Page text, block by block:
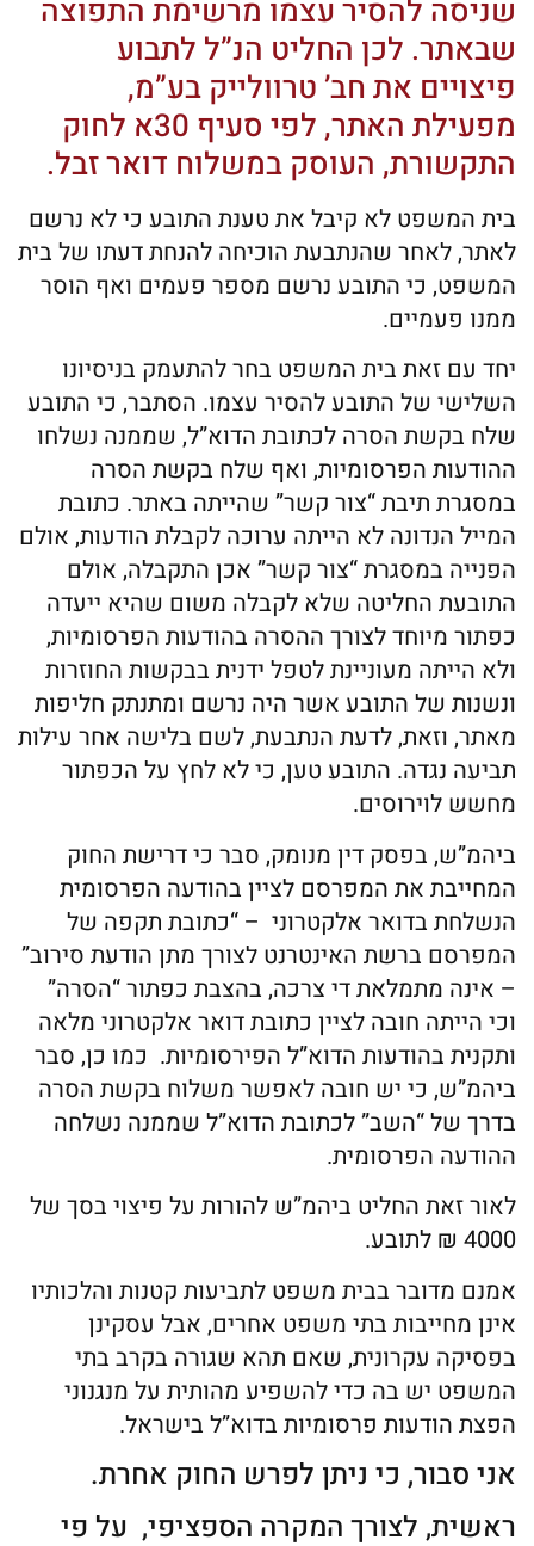
שניסה להסיר עצמו מרשימת התפוצה
שבאתר. לכן החליט הנ”ל לתבוע
פיצויים את חב’ טרוולייק בע”מ,
מפעילת האתר, לפי סעיף 30א לחוק
התקשורת, העוסק במשלוח דואר זבל.
בית המשפט לא קיבל את טענת התובע כי לא נרשם
לאתר, לאחר שהנתבעת הוכיחה להנחת דעתו של בית
המשפט, כי התובע נרשם מספר פעמים ואף הוסר
ממנו פעמיים.
יחד עם זאת בית המשפט בחר להתעמק בניסיונו
השלישי של התובע להסיר עצמו. הסתבר, כי התובע
שלח בקשת הסרה לכתובת הדוא”ל, שממנה נשלחו
ההודעות הפרסומיות, ואף שלח בקשת הסרה
במסגרת תיבת “צור קשר” שהייתה באתר. כתובת
המייל הנדונה לא הייתה ערוכה לקבלת הודעות, אולם
הפנייה במסגרת “צור קשר” אכן התקבלה, אולם
התובעת החליטה שלא לקבלה משום שהיא ייעדה
כפתור מיוחד לצורך ההסרה בהודעות הפרסומיות,
ולא הייתה מעוניינת לטפל ידנית בבקשות החוזרות
ונשנות של התובע אשר היה נרשם ומתנתק חליפות
מאתר, וזאת, לדעת הנתבעת, לשם בלישה אחר עילות
תביעה נגדה. התובע טען, כי לא לחץ על הכפתור
מחשש לוירוסים.
ביהמ”ש, בפסק דין מנומק, סבר כי דרישת החוק
המחייבת את המפרסם לציין בהודעה הפרסומית
הנשלחת בדואר אלקטרוני – “כתובת תקפה של
המפרסם ברשת האינטרנט לצורך מתן הודעת סירוב”
– אינה מתמלאת די צרכה, בהצבת כפתור “הסרה”
וכי הייתה חובה לציין כתובת דואר אלקטרוני מלאה
ותקנית בהודעות הדוא”ל הפירסומיות. כמו כן, סבר
ביהמ”ש, כי יש חובה לאפשר משלוח בקשת הסרה
בדרך של “השב” לכתובת הדוא”ל שממנה נשלחה
ההודעה הפרסומית.
לאור זאת החליט ביהמ”ש להורות על פיצוי בסך של
4000 ₪ לתובע.
אמנם מדובר בבית משפט לתביעות קטנות והלכותיו
אינן מחייבות בתי משפט אחרים, אבל עסקינן
בפסיקה עקרונית, שאם תהא שגורה בקרב בתי
המשפט יש בה כדי להשפיע מהותית על מנגנוני
הפצת הודעות פרסומיות בדוא”ל בישראל.
אני סבור, כי ניתן לפרש החוק אחרת.
ראשית, לצורך המקרה הספציפי, על פי